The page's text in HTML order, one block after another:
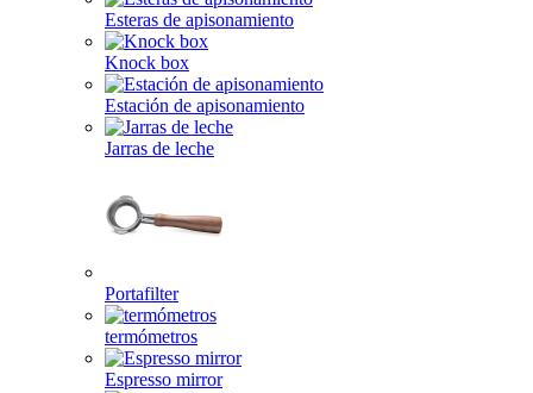
Esteras de apisonamiento
Knock box
Estación de apisonamiento
Jarras de leche
Portafilter
termómetros
Espresso mirror